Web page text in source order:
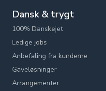
Dansk & trygt
100% Danskejet
Ledige jobs
Anbefaling fra kunderne
Gaveløsninger
Arrangementer